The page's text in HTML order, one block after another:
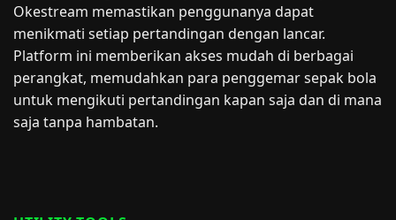
Okestream memastikan penggunanya dapat
menikmati setiap pertandingan dengan lancar.
Platform ini memberikan akses mudah di berbagai
perangkat, memudahkan para penggemar sepak bola
untuk mengikuti pertandingan kapan saja dan di mana
saja tanpa hambatan.